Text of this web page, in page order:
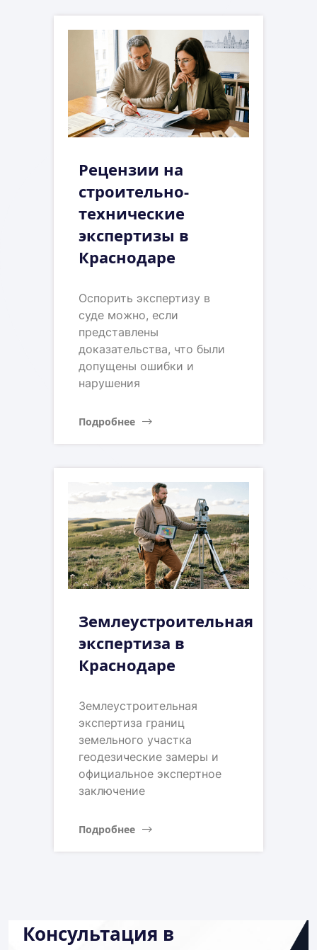
Рецензии на
строительно-
технические
экспертизы в
Краснодаре
Оспорить экспертизу в
суде можно, если
представлены
доказательства, что были
допущены ошибки и
нарушения
Подробнее
Землеустроительная
экспертиза в
Краснодаре
Землеустроительная
экспертиза границ
земельного участка
геодезические замеры и
официальное экспертное
заключение
Подробнее
Консультация в